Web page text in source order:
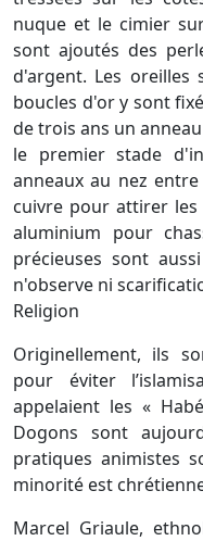
nuque et le cimier
sont ajoutés des
d'argent. Les oreilles
boucles d'or y sont
de trois ans un
le premier stade
anneaux au nez
cuivre pour attirer
aluminium pour
précieuses sont
n'observe ni
Religion
Originellement, ils
pour éviter
appelaient les «
Dogons sont
pratiques animistes
minorité est
Marcel Griaule,